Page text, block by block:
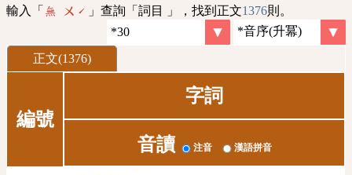
輸入「 無 ㄨˊ 」查詢「詞目 」，找到正文1376則。
正文(1376)
編號
字詞
音讀 注音 漢語拼音